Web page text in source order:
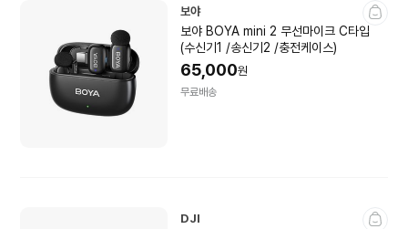
보야
보야 BOYA mini 2 무선마이크 C타입
(수신기1 /송신기2 /충전케이스)
65,000원
무료배송
DJI